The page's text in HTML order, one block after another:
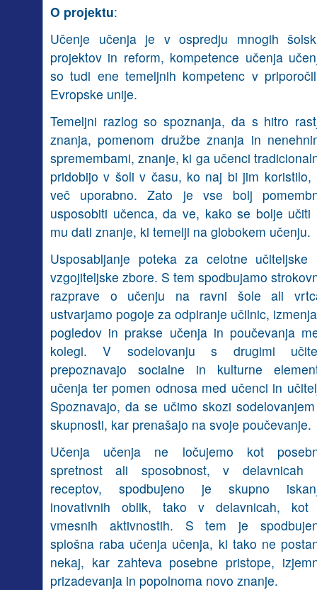
O projektu:
Učenje učenja je v ospredju mnogih
projektov in reform, kompetence učenja
so tudi ene temeljnih kompetenc v
Evropske unije.
Temeljni razlog so spoznanja, da s hitro
znanja, pomenom družbe znanja in
spremembami, znanje, ki ga učenci
pridobijo v šoli v času, ko naj bi jim koristilo,
več uporabno. Zato je vse bolj
usposobiti učenca, da ve, kako se bolje učiti
mu dati znanje, ki temelji na globokem učenju.
Usposabljanje poteka za celotne učiteljske
vzgojiteljske zbore. S tem spodbujamo
razprave o učenju na ravni šole ali
ustvarjamo pogoje za odpiranje učilnic,
pogledov in prakse učenja in poučevanja
kolegi. V sodelovanju s drugimi
prepoznavajo socialne in kulturne
učenja ter pomen odnosa med učenci in
Spoznavajo, da se učimo skozi
skupnosti, kar prenašajo na svoje poučevanje.
Učenja učenja ne ločujemo kot
spretnost ali sposobnost, v delavnicah
receptov, spodbujeno je skupno
inovativnih oblik, tako v delavnicah,
vmesnih aktivnostih. S tem je
splošna raba učenja učenja, ki tako ne
nekaj, kar zahteva posebne pristope,
prizadevanja in popolnoma novo znanje.